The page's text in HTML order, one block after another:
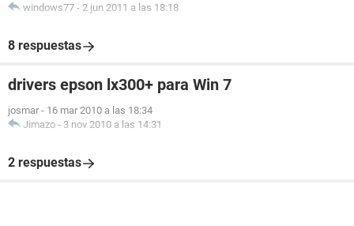
windows77 - 2 jun 2011 a las 18:18
8 respuestas
drivers epson lx300+ para Win 7
josmar - 16 mar 2010 a las 18:34
Jimazo - 3 nov 2010 a las 14:31
2 respuestas